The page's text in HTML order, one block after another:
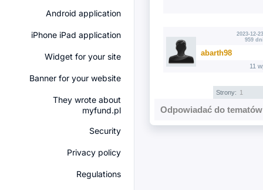
Android application
iPhone iPad application
Widget for your site
Banner for your website
They wrote about
myfund.pl
Security
Privacy policy
Regulations
2023-12-
959
abarth98
11
Strony: 1
Odpowiadać do